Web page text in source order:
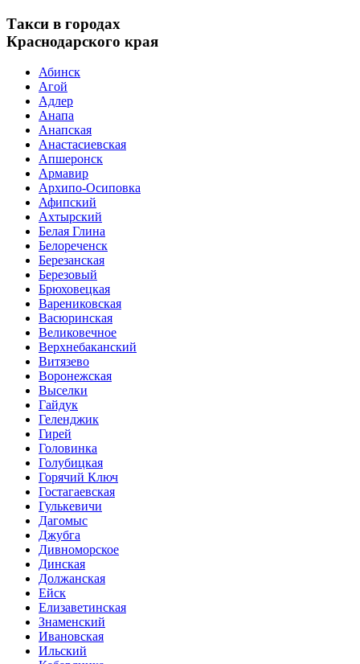
Такси в городах
Краснодарского края
Абинск
Агой
Адлер
Анапа
Анапская
Анастасиевская
Апшеронск
Армавир
Архипо-Осиповка
Афипский
Ахтырский
Белая Глина
Белореченск
Березанская
Березовый
Брюховецкая
Варениковская
Васюринская
Великовечное
Верхнебаканский
Витязево
Воронежская
Выселки
Гайдук
Геленджик
Гирей
Головинка
Голубицкая
Горячий Ключ
Гостагаевская
Гулькевичи
Дагомыс
Джубга
Дивноморское
Динская
Должанская
Ейск
Елизаветинская
Знаменский
Ивановская
Ильский